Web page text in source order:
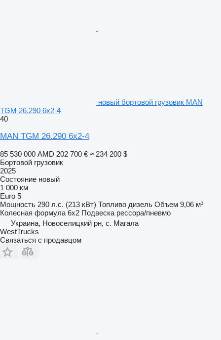
новый бортовой грузовик MAN
TGM 26.290 6x2-4
40
MAN TGM 26.290 6x2-4
85 530 000 AMD 202 700 € ≈ 234 200 $
Бортовой грузовик
2025
Состояние новый
1 000 км
Euro 5
Мощность 290 л.с. (213 кВт) Топливо дизель Объем 9,06 м³
Колесная формула 6x2 Подвеска рессора/пневмо
Украина, Новоселицкий рн, с. Магала
WestTrucks
Связаться с продавцом